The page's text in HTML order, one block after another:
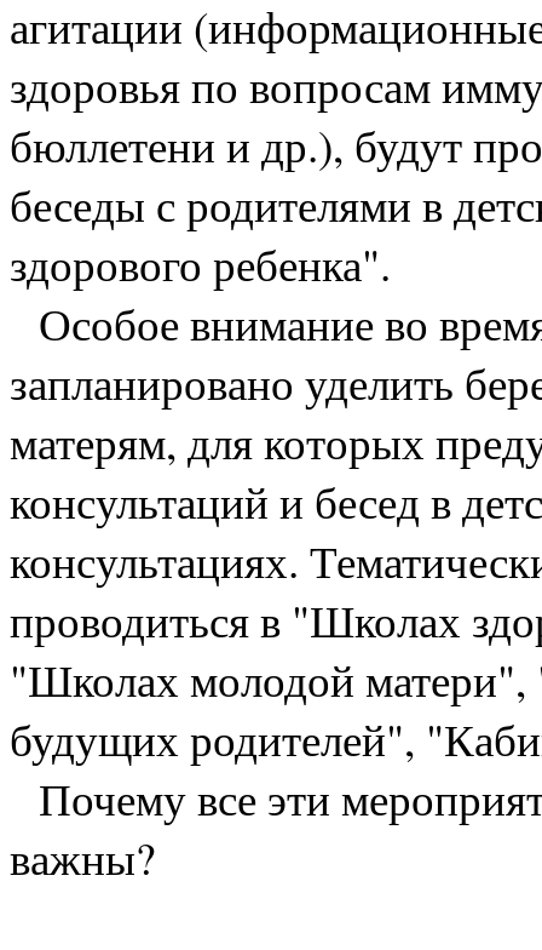
агитации
здоровья по вопросам
бюллетени и др.), будут
беседы с родителями в
здорового ребенка".
Особое внимание во
запланировано уделить
матерям, для которых
консультаций и бесед в
консультациях.
проводиться в "Школах
"Школах молодой
будущих родителей",
Почему все эти
важны?